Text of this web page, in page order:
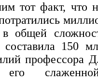
тот факт, что
общей
составила 150
профессора